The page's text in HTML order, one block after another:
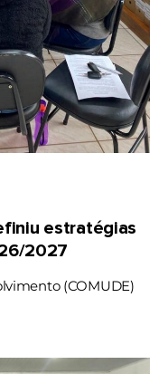
estratégias
2027
(COMUDE)